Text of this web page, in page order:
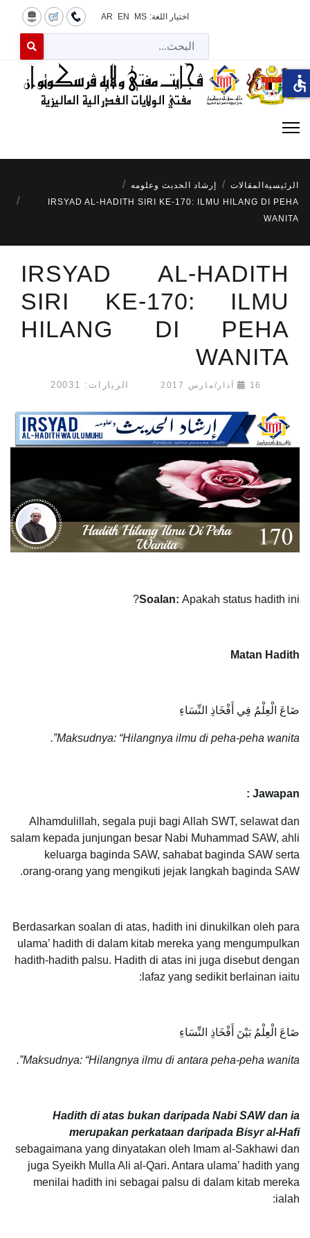
اختيار اللغة: MS
EN
AR
for results.
الرئيسية المقالات
إرشاد الحديث وعلومه
IRSYAD AL-HADITH SIRI KE-170: ILMU HILANG DI PEHA
WANITA
IRSYAD AL-HADITH
SIRI KE-170: ILMU
HILANG DI PEHA
WANITA
16 آذار/مارس 2017 الزيارات: 20031
Soalan: Apakah status hadith ini?
Matan Hadith
ضَاعَ الْعِلْمُ فِي أَفْخَاذِ النِّسَاءِ
Maksudnya: “Hilangnya ilmu di peha-peha wanita”.
Jawapan :
Alhamdulillah, segala puji bagi Allah SWT, selawat dan
salam kepada junjungan besar Nabi Muhammad SAW, ahli
keluarga baginda SAW, sahabat baginda SAW serta
orang-orang yang mengikuti jejak langkah baginda SAW.
Berdasarkan soalan di atas, hadith ini dinukilkan oleh para
ulama’ hadith di dalam kitab mereka yang mengumpulkan
hadith-hadith palsu. Hadith di atas ini juga disebut dengan
lafaz yang sedikit berlainan iaitu:
ضَاعَ الْعِلْمُ بَيْنَ أَفْخَاذِ النِّسَاءِ
Maksudnya: “Hilangnya ilmu di antara peha-peha wanita”.
Hadith di atas bukan daripada Nabi SAW dan ia
merupakan perkataan daripada Bisyr al-Hafi
sebagaimana yang dinyatakan oleh Imam al-Sakhawi dan
juga Syeikh Mulla Ali al-Qari. Antara ulama’ hadith yang
menilai hadith ini sebagai palsu di dalam kitab mereka
ialah:
accessible